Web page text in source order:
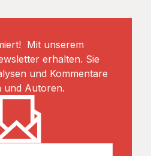
Mit unserem
erhalten. Sie
und Kommentare
und Autoren.